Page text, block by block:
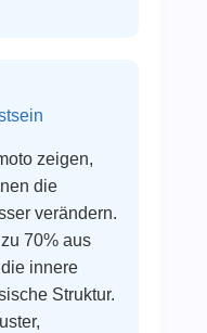
zeigen,
die
verändern.
70% aus
innere
Struktur.